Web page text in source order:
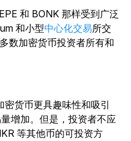
和 BONK 那样受到广泛
和小型中心化交易所交
数加密货币投资者所有和
货币更具趣味性和吸引
增加。但是，投资者不应
等其他币的可投资方